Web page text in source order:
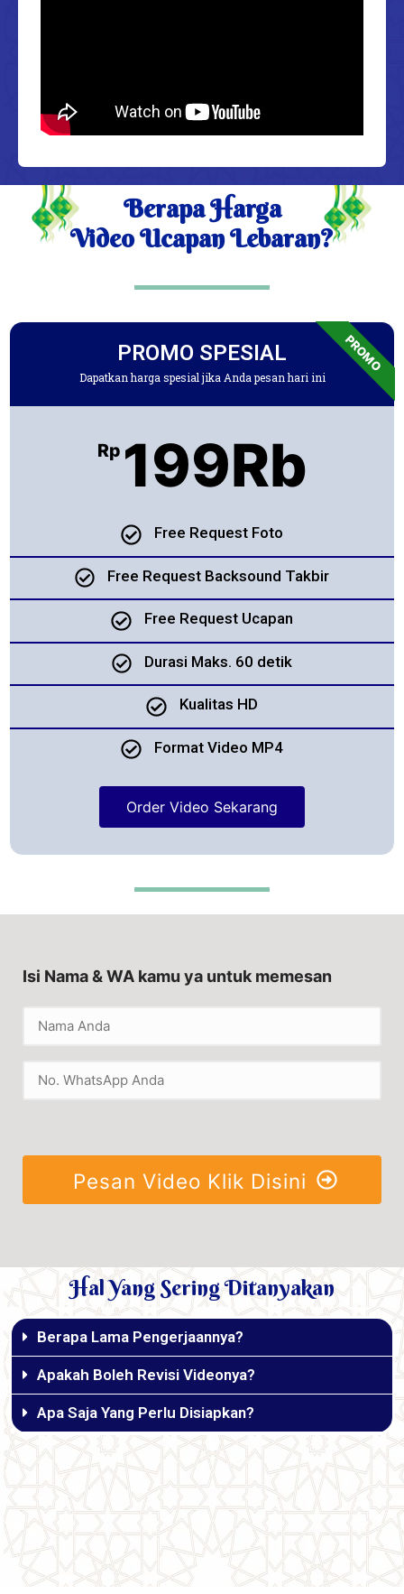
Berapa Harga
Video Ucapan Lebaran?
PROMO SPESIAL
Dapatkan harga spesial jika Anda pesan hari ini
Rp 199Rb
Free Request Foto
Free Request Backsound Takbir
Free Request Ucapan
Durasi Maks. 60 detik
Kualitas HD
Format Video MP4
Order Video Sekarang
PROMO
Isi Nama & WA kamu ya untuk memesan
Pesan Video Klik Disini
Hal Yang Sering Ditanyakan
Berapa Lama Pengerjaannya?
Apakah Boleh Revisi Videonya?
Apa Saja Yang Perlu Disiapkan?